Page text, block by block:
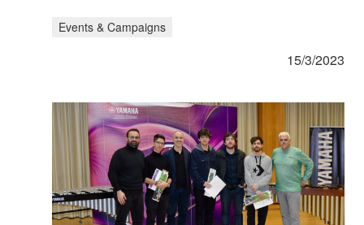
Events & Campaigns
15/3/2023